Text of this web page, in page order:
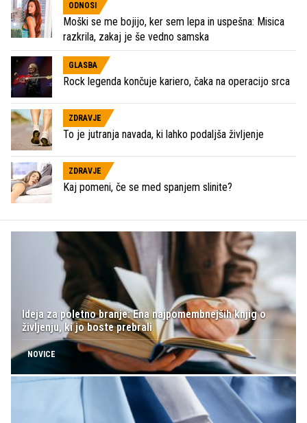
ODNOSI
Moški se me bojijo, ker sem lepa in uspešna: Misica
razkrila, zakaj je še vedno samska
GLASBA
Rock legenda končuje kariero, čaka na operacijo srca
ZDRAVJE
To je jutranja navada, ki lahko podaljša življenje
ZDRAVJE
Kaj pomeni, če se med spanjem slinite?
Ideja za poletno branje: Ena najpomembnejših knjig o
življenju, ki jo boste prebrali
NOVICE